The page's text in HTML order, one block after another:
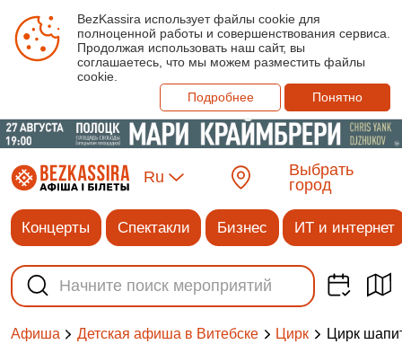
BezKassira использует файлы cookie для
полноценной работы и совершенствования сервиса.
Продолжая использовать наш сайт, вы
соглашаетесь, что мы можем разместить файлы
cookie.
Подробнее
Понятно
Ru
Выбрать
город
Концерты Спектакли Бизнес ИТ и интернет
Афиша Детская афиша в Витебске Цирк Цирк